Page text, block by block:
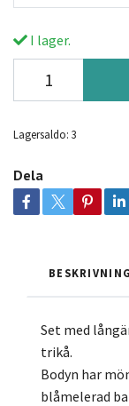
I lager.
Lagersaldo: 3
Dela
BESKRIVNING
Set med
trikå.
Bodyn har
blåmelerad